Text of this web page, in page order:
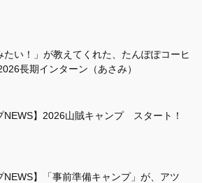
たい！」が教えてくれた、たんぽぽコーヒ
長期インターン（あさみ）
NEWS】2026山賊キャンプ スタート！
NEWS】「事前準備キャンプ」が、アツ